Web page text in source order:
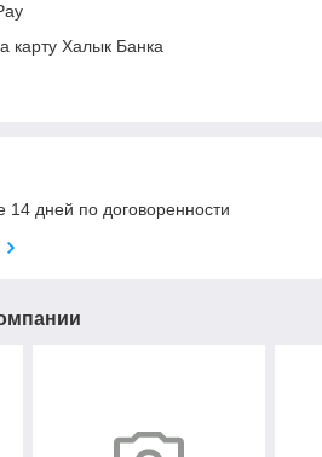
карту Халык Банка
14 дней по договоренности